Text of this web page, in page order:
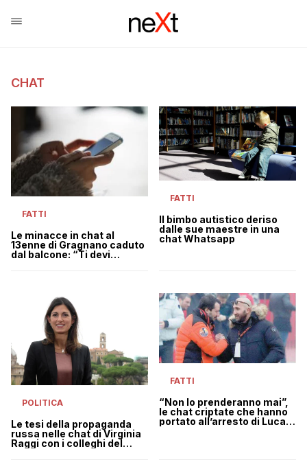
CHAT
FATTI
Le minacce in chat al
13enne di Gragnano caduto
dal balcone: “Ti devi
FATTI
Il bimbo autistico deriso
dalle sue maestre in una
chat Whatsapp
POLITICA
Le tesi della propaganda
russa nelle chat di Virginia
Raggi con i colleghi del
FATTI
“Non lo prenderanno mai”,
le chat criptate che hanno
portato all’arresto di Luca